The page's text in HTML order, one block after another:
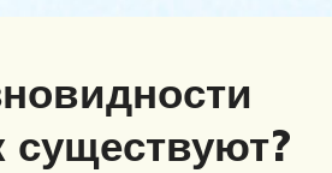
существуют?